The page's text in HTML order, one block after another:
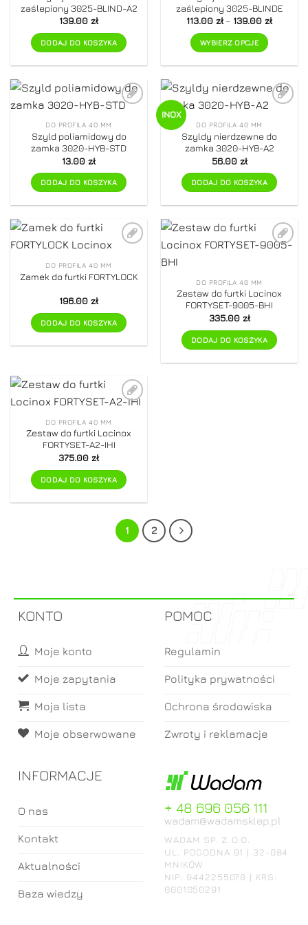
stronie
zaślepiony 3025-BLIND-A2
139.00 zł
DODAJ DO KOSZYKA
zaślepiony 3025-BLINDE
113.00 zł – 139.00 złZakres
139.00 zł
WYBIERZ OPCJE
ma
wiele
Opcje
można
wybrać
na
stronie
produktu
ulubionych
DO PROFILA 40 MM
Szyld poliamidowy do
zamka 3020-HYB-STD
13.00 zł
DODAJ DO KOSZYKA
INOX
ulubionych
DO PROFILA 40 MM
Szyldy nierdzewne do
zamka 3020-HYB-A2
56.00 zł
DODAJ DO KOSZYKA
ulubionych
DO PROFILA 40 MM
Zamek do furtki FORTYLOCK
196.00 zł
DODAJ DO KOSZYKA
DO PROFILA 40 MM
Zestaw do furtki Locinox
FORTYSET-9005-BHI
335.00 zł
DODAJ DO KOSZYKA
ulubionych
DO PROFILA 40 MM
Zestaw do furtki Locinox
FORTYSET-A2-IHI
375.00 zł
DODAJ DO KOSZYKA
1 2
KONTO
Moje konto
Moje zapytania
Moja lista
Moje obserwowane
POMOC
Regulamin
Polityka prywatności
Ochrona środowiska
Zwroty i reklamacje
INFORMACJE
O nas
Kontakt
Aktualności
Baza wiedzy
+ 48 696 056 111
wadam@wadamsklep.pl
WADAM SP. Z O.O.
UL. POGODNA 91 | 32-084
MNIKÓW
NIP: 9442255078 | KRS:
0001050291